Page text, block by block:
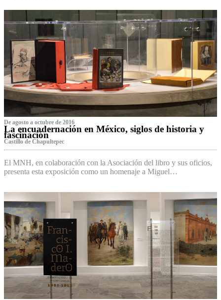
De agosto a octubre de 2016
La encuadernación en México, siglos de historia y
fascinación
Castillo de Chapultepec
El MNH, en colaboración con la Asociación del libro y sus oficios,
presenta esta exposición como un homenaje a Miguel…